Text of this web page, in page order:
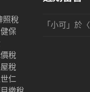
照稅
保
稅
稅
仁
「小可 」於〈